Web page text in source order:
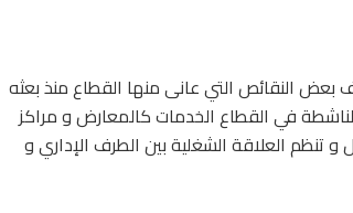
بعض النقائص التي عانى منها القطاع منذ بعثه
في القطاع الخدمات كالمعارض و مراكز
تنظم العلاقة الشغلية بين الطرف الإداري و